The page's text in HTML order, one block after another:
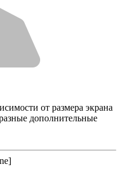
от размера экрана
дополнительные